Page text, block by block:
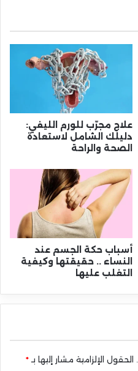
علاج مجرّب للورم الليفي:
دليلك الشامل لاستعادة
الصحة والراحة
أسباب حكة الجسم عند
النساء .. حقيقتها وكيفية
التغلب عليها
الحقول الإلزامية مشار إليها بـ *